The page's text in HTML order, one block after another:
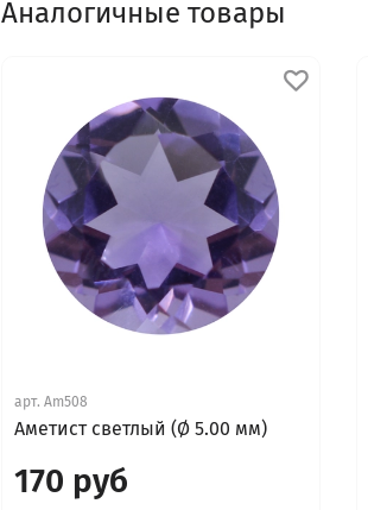
Аналогичные товары
арт.Am508
Аметист светлый (Ø 5.00 мм)
170 руб